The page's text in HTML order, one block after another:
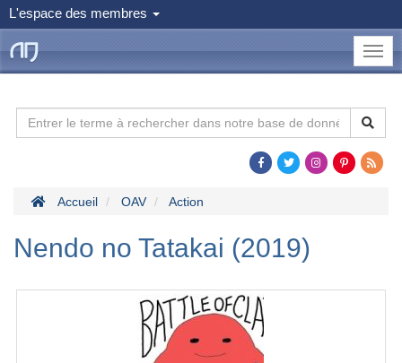
L'espace des membres
le
Dojo
Accueil OAV Action
Nendo no Tatakai (2019)